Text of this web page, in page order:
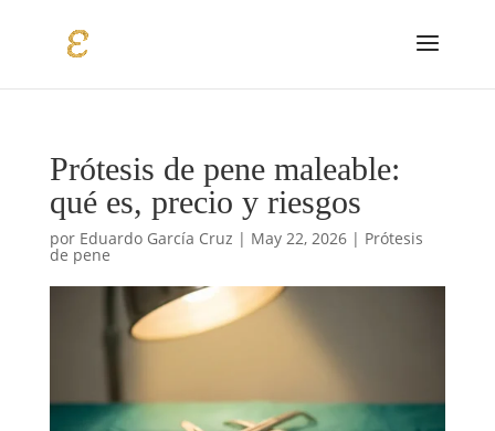
Prótesis de pene maleable:
qué es, precio y riesgos
por Eduardo García Cruz | May 22, 2026| Prótesis
de pene